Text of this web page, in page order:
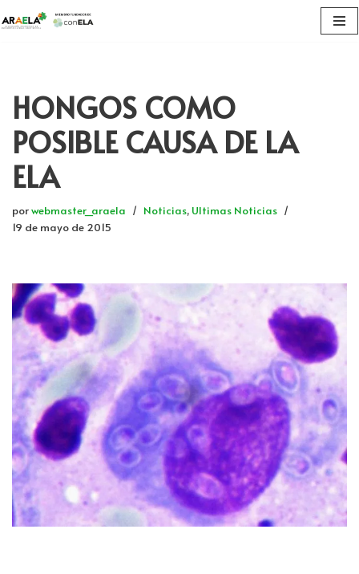
HONGOS COMO
POSIBLE CAUSA DE LA
ELA
porwebmaster_araela Noticias, Ultimas Noticias
19 de mayo de 2015